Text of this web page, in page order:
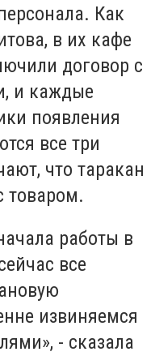
Как
в их кафе
договор с
и каждые
появления
все три
что таракан
товаром.
работы в
все
извиняемся
- сказала